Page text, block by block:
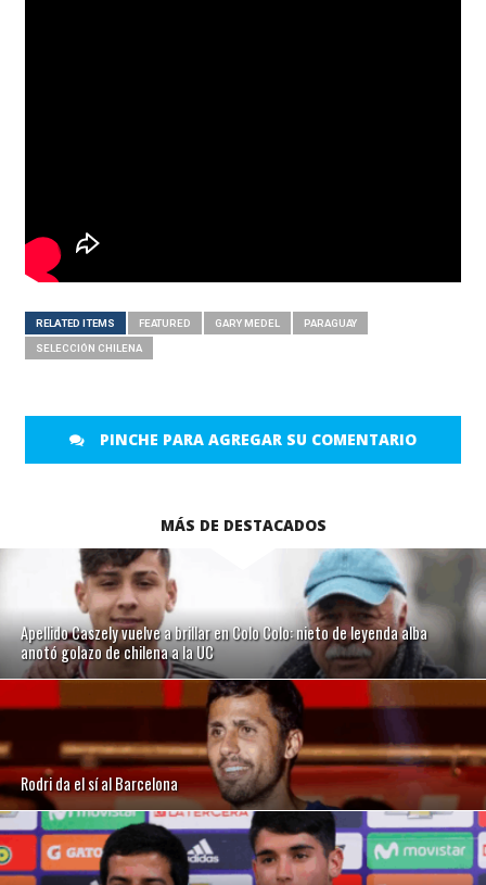
RELATED ITEMS FEATURED GARY MEDEL PARAGUAY
SELECCIÓN CHILENA
PINCHE PARA AGREGAR SU COMENTARIO
MÁS DE DESTACADOS
Apellido Caszely vuelve a brillar en Colo Colo: nieto de leyenda alba
anotó golazo de chilena a la UC
Rodri da el sí al Barcelona